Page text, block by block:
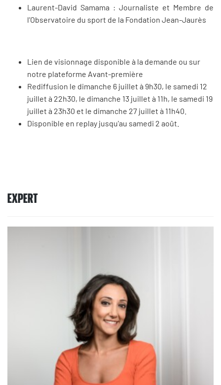
Laurent-David Samama : Journaliste et Membre de
l’Observatoire du sport de la Fondation Jean-Jaurès
Lien de visionnage disponible à la demande ou sur
notre plateforme Avant-première
Rediffusion le dimanche 6 juillet à 9h30, le samedi 12
juillet à 22h30, le dimanche 13 juillet à 11h, le samedi 19
juillet à 23h30 et le dimanche 27 juillet à 11h40.
Disponible en replay jusqu'au samedi 2 août.
EXPERT